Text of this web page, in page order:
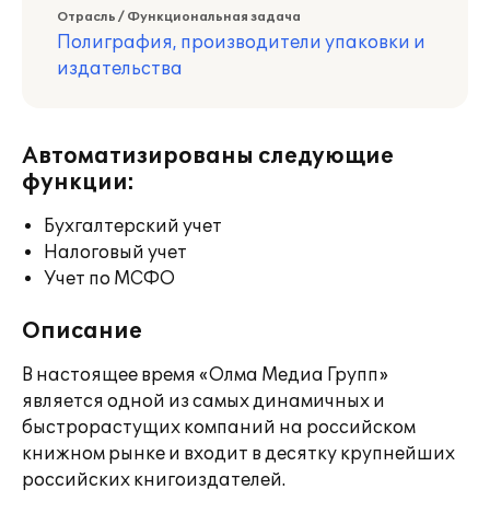
Отрасль / Функциональная задача
Полиграфия, производители упаковки и
издательства
Автоматизированы следующие
функции:
Бухгалтерский учет
Налоговый учет
Учет по МСФО
Описание
В настоящее время «Олма Медиа Групп»
является одной из самых динамичных и
быстрорастущих компаний на российском
книжном рынке и входит в десятку крупнейших
российских книгоиздателей.